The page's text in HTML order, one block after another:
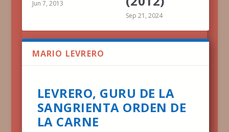
Jun 7, 2013
Sep 21, 2024
MARIO LEVRERO
LEVRERO, GURU DE LA
SANGRIENTA ORDEN DE
LA CARNE